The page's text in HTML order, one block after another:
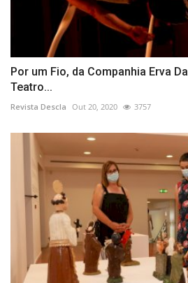
Por um Fio, da Companhia Erva
Teatro...
Revista Descla Out 20, 2020 3757